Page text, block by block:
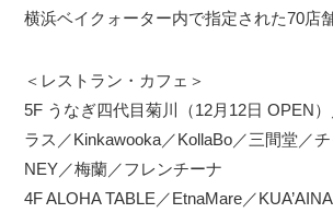
横浜ベイクォーター内で指定された70店
＜レストラン・カフェ＞
5F うなぎ四代目菊川（12月12日 OPEN
ラス／Kinkawooka／KollaBo／三間堂／
NEY／梅蘭／フレンチーナ
4F ALOHA TABLE／EtnaMare／